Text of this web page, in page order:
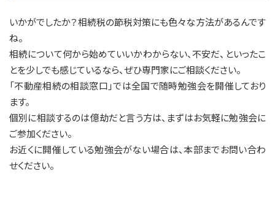
いかがでしたか？相続税の節税対策にも色々な方法があるんです
ね。
相続について何から始めていいかわからない、不安だ、といったこ
とを少しでも感じているなら、ぜひ専門家にご相談ください。
「不動産相続の相談窓口」では全国で随時勉強会を開催しており
ます。
個別に相談するのは億劫だと言う方は、まずはお気軽に勉強会に
ご参加ください。
お近くに開催している勉強会がない場合は、本部までお問い合わ
せください。